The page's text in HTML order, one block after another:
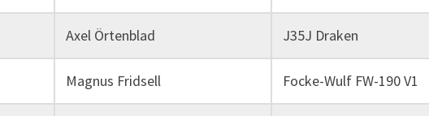
Axel Örtenblad J35J Draken
Magnus Fridsell Focke-Wulf FW-190 V1